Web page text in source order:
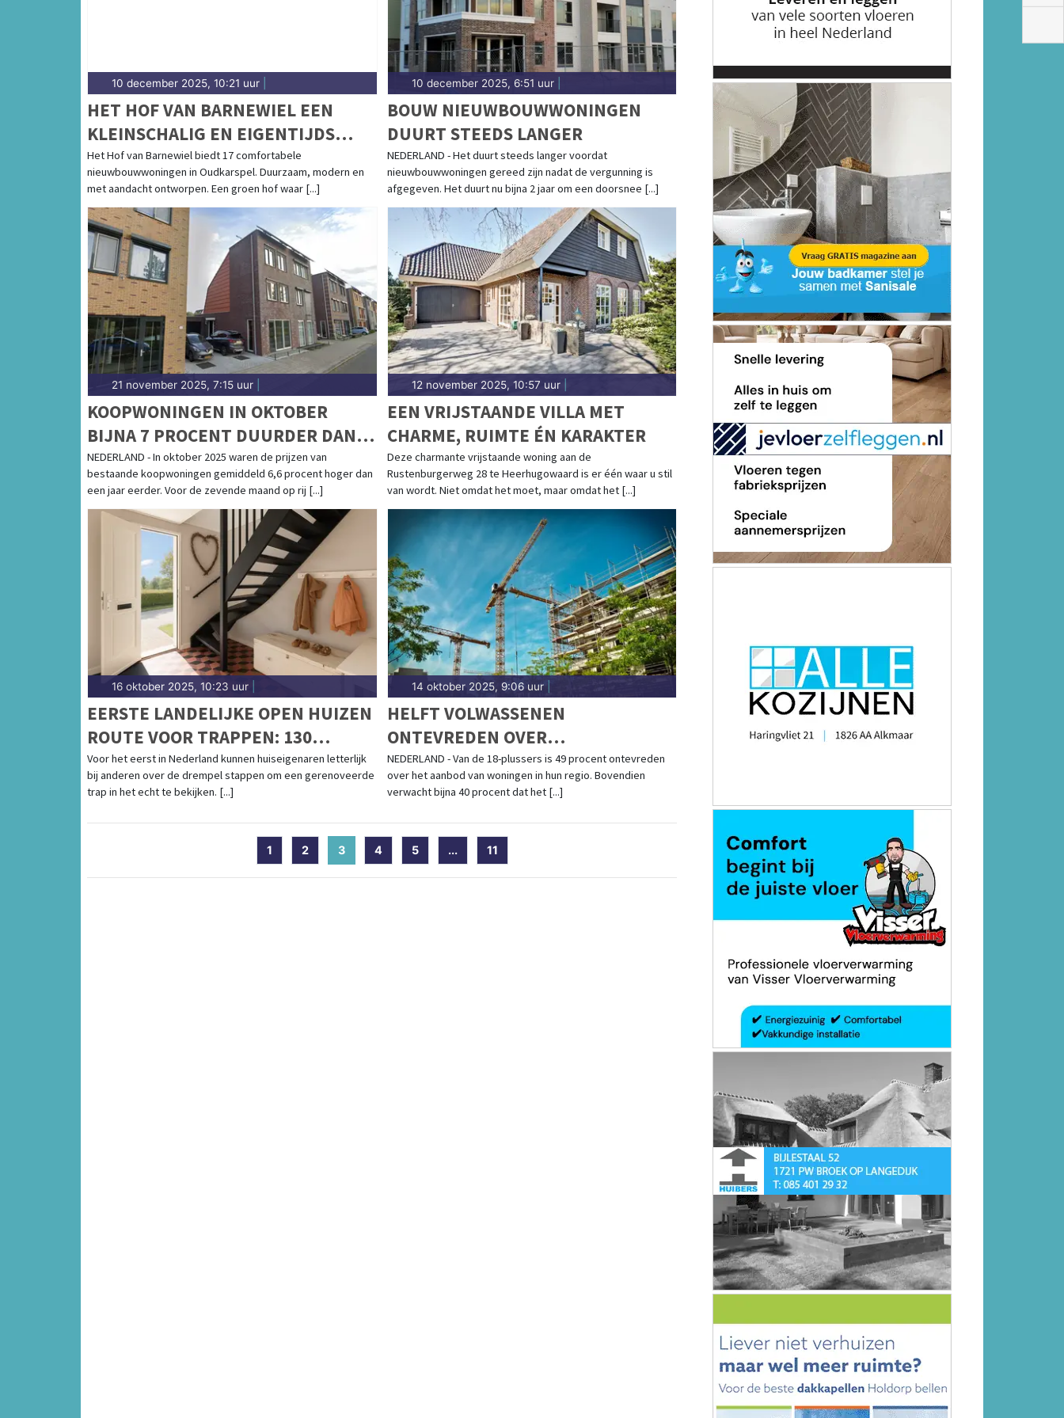
10 december 2025, 10:21 uur
HET HOF VAN BARNEWIEL EEN
KLEINSCHALIG EN EIGENTIJDS
NIEUWBOUWPROJECT VAN 17
COMFORTABELE KOOPWONINGEN
IN HET HART VAN HET LANDELIJKE
OUDKARSPEL
Het Hof van Barnewiel biedt 17 comfortabele
nieuwbouwwoningen in Oudkarspel. Duurzaam, modern en
met aandacht ontworpen. Een groen hof waar [...]
10 december 2025, 6:51 uur|
BOUW NIEUWBOUWWONINGEN
DUURT STEEDS LANGER
NEDERLAND - Het duurt steeds langer voordat
nieuwbouwwoningen gereed zijn nadat de vergunning is
afgegeven. Het duurt nu bijna 2 jaar om een doorsnee [...]
21 november 2025, 7:15 uur
KOOPWONINGEN IN OKTOBER
BIJNA 7 PROCENT DUURDER DAN
JAAR EERDER
NEDERLAND - In oktober 2025 waren de prijzen van
bestaande koopwoningen gemiddeld 6,6 procent hoger dan
een jaar eerder. Voor de zevende maand op rij [...]
12 november 2025, 10:57 uur|
EEN VRIJSTAANDE VILLA MET
CHARME, RUIMTE ÉN KARAKTER
Deze charmante vrijstaande woning aan de
Rustenburgerweg 28 te Heerhugowaard is er één waar u stil
van wordt. Niet omdat het moet, maar omdat het [...]
16 oktober 2025, 10:23 uur
EERSTE LANDELIJKE OPEN HUIZEN
ROUTE VOOR TRAPPEN: 130
BEWONERS OPENEN HUN DEUREN
Voor het eerst in Nederland kunnen huiseigenaren letterlijk
bij anderen over de drempel stappen om een gerenoveerde
trap in het echt te bekijken. [...]
14 oktober 2025, 9:06 uur|
HELFT VOLWASSENEN
ONTEVREDEN OVER
WONINGAANBOD IN REGIO
NEDERLAND - Van de 18-plussers is 49 procent ontevreden
over het aanbod van woningen in hun regio. Bovendien
verwacht bijna 40 procent dat het [...]
1 2 3(current)
4 5 ... 11